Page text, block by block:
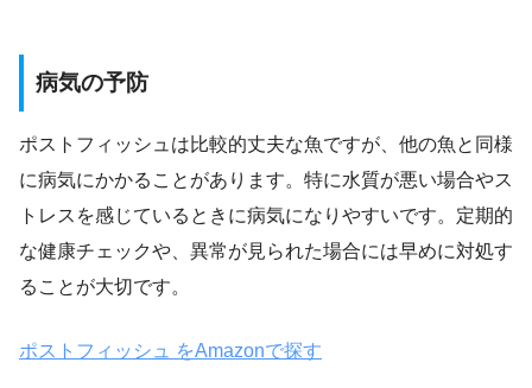
病気の予防
ポストフィッシュは比較的丈夫な魚ですが、他の魚と同様
に病気にかかることがあります。特に水質が悪い場合やス
トレスを感じているときに病気になりやすいです。定期的
な健康チェックや、異常が見られた場合には早めに対処す
ることが大切です。
ポストフィッシュ をAmazonで探す